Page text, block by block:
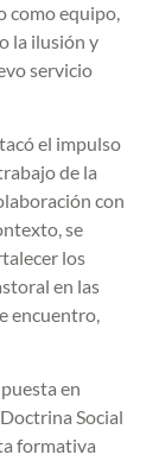
como equipo,
la ilusión y
servicio
el impulso
de la
con
se
los
en las
encuentro,
en
Social
formativa